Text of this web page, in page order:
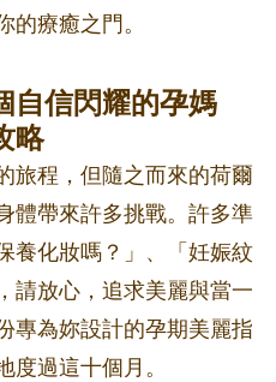
的療癒之門。
自信閃耀的孕媽
略
旅程，但隨之而來的荷爾
體帶來許多挑戰。許多準
養化妝嗎？」、「妊娠紋
請放心，追求美麗與當一
專為妳設計的孕期美麗指
度過這十個月。